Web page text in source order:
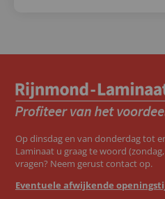
Op dinsdag en van donderdag tot
Laminaat u graag te woord
vragen? Neem gerust contact op.
Eventuele afwijkende